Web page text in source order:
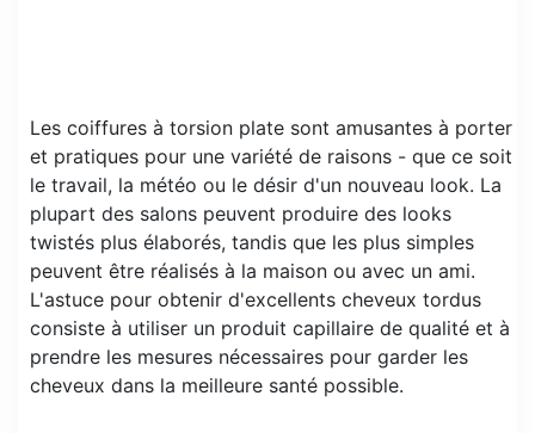
Les coiffures à torsion plate sont amusantes à porter
et pratiques pour une variété de raisons - que ce soit
le travail, la météo ou le désir d'un nouveau look. La
plupart des salons peuvent produire des looks
twistés plus élaborés, tandis que les plus simples
peuvent être réalisés à la maison ou avec un ami.
L'astuce pour obtenir d'excellents cheveux tordus
consiste à utiliser un produit capillaire de qualité et à
prendre les mesures nécessaires pour garder les
cheveux dans la meilleure santé possible.